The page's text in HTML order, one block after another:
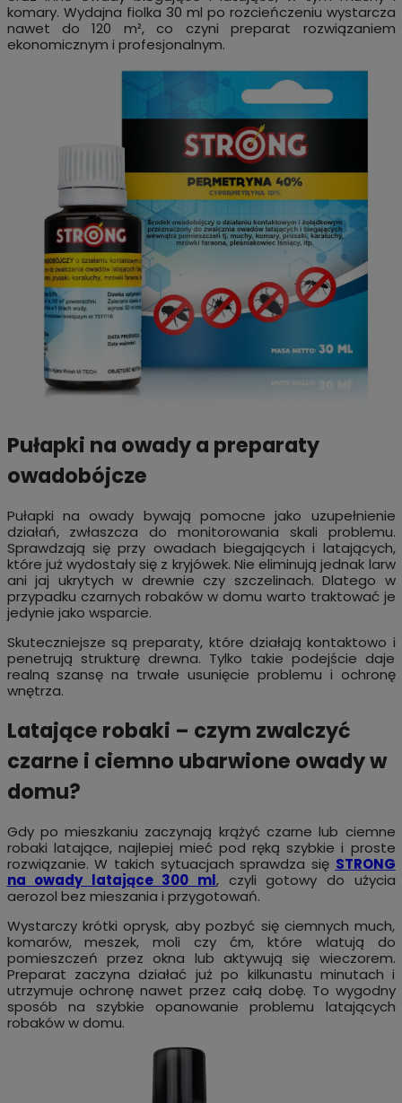
komary. Wydajna fiolka 30 ml po rozcieńczeniu wystarcza
nawet do 120 m², co czyni preparat rozwiązaniem
ekonomicznym i profesjonalnym.
Pułapki na owady a preparaty
owadobójcze
Pułapki na owady bywają pomocne jako uzupełnienie
działań, zwłaszcza do monitorowania skali problemu.
Sprawdzają się przy owadach biegających i latających,
które już wydostały się z kryjówek. Nie eliminują jednak larw
ani jaj ukrytych w drewnie czy szczelinach. Dlatego w
przypadku czarnych robaków w domu warto traktować je
jedynie jako wsparcie.
Skuteczniejsze są preparaty, które działają kontaktowo i
penetrują strukturę drewna. Tylko takie podejście daje
realną szansę na trwałe usunięcie problemu i ochronę
wnętrza.
Latające robaki – czym zwalczyć
czarne i ciemno ubarwione owady w
domu?
Gdy po mieszkaniu zaczynają krążyć czarne lub ciemne
robaki latające, najlepiej mieć pod ręką szybkie i proste
rozwiązanie. W takich sytuacjach sprawdza się STRONG
na owady latające 300 ml, czyli gotowy do użycia
aerozol bez mieszania i przygotowań.
Wystarczy krótki oprysk, aby pozbyć się ciemnych much,
komarów, meszek, moli czy ćm, które wlatują do
pomieszczeń przez okna lub aktywują się wieczorem.
Preparat zaczyna działać już po kilkunastu minutach i
utrzymuje ochronę nawet przez całą dobę. To wygodny
sposób na szybkie opanowanie problemu latających
robaków w domu.